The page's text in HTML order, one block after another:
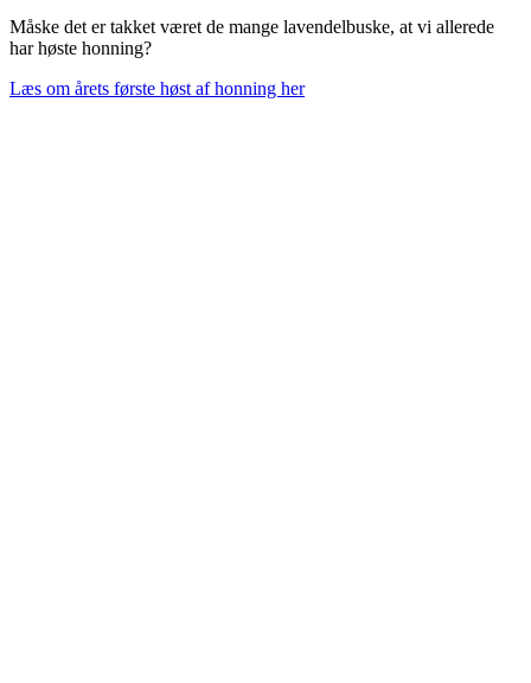
Måske det er takket været de mange lavendelbuske, at vi allerede
har høste honning?
Læs om årets første høst af honning her